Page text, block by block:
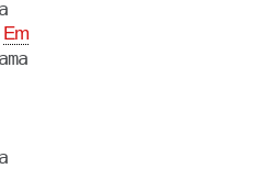
Em